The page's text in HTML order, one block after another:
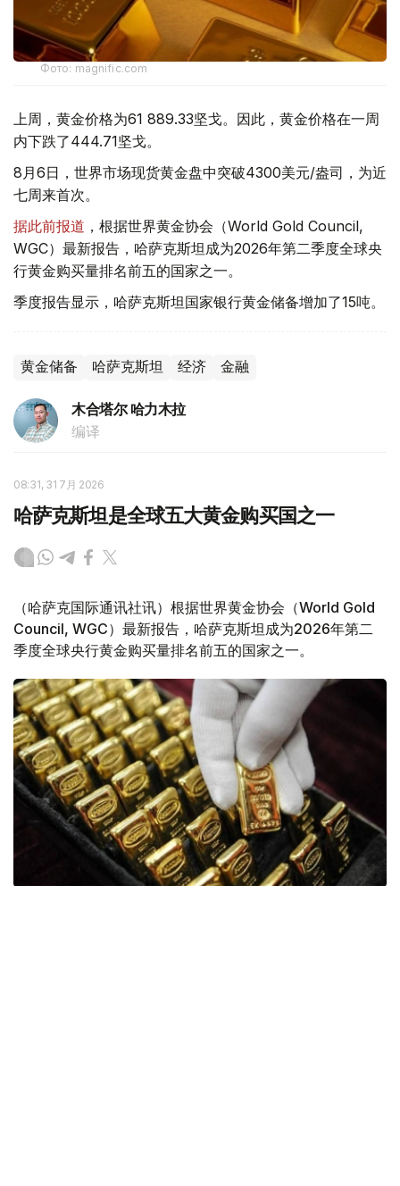
Фото: magnific.com
上周，黄金价格为61 889.33坚戈。因此，黄金价格在一周
内下跌了444.71坚戈。
8月6日，世界市场现货黄金盘中突破4300美元/盎司，为近
七周来首次。
据此前报道 ，根据世界黄金协会（World Gold Council,
WGC）最新报告，哈萨克斯坦成为2026年第二季度全球央
行黄金购买量排名前五的国家之一。
季度报告显示，哈萨克斯坦国家银行黄金储备增加了15吨。
黄金储备 哈萨克斯坦 经济 金融
木合塔尔 哈力木拉
编译
08:31, 31 7月 2026
哈萨克斯坦是全球五大黄金购买国之一
（哈萨克国际通讯社讯）根据世界黄金协会（World Gold
Council, WGC）最新报告，哈萨克斯坦成为2026年第二
季度全球央行黄金购买量排名前五的国家之一。